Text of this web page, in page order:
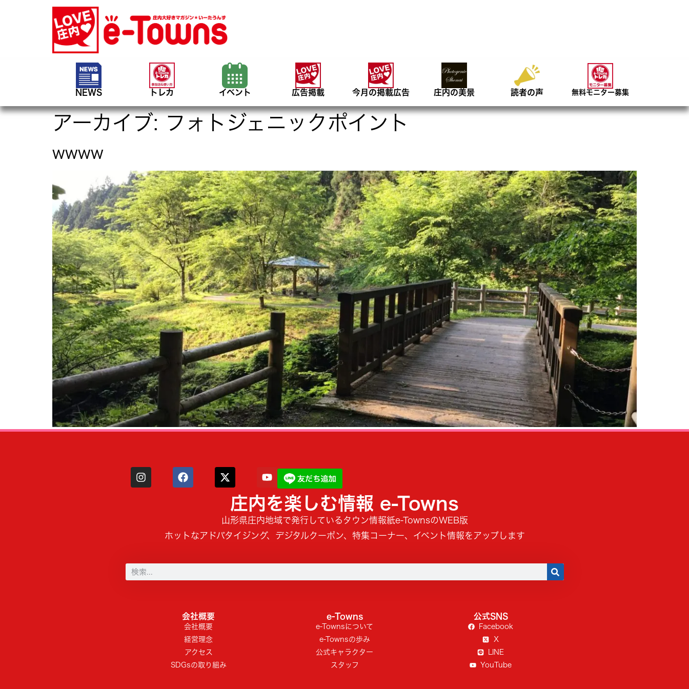
NEWS トレカ イベント 広告掲載 今月の掲載広告 庄内の美景 読者の声 無料モニター募集
アーカイブ: フォトジェニックポイント
wwww
庄内を楽しむ情報 e-Towns
山形県庄内地域で発行しているタウン情報紙e-TownsのWEB版
ホットなアドバタイジング、デジタルクーポン、特集コーナー、イベント情報をアップします
会社概要
会社概要
経営理念
アクセス
SDGsの取り組み
e-Towns
e-Townsについて
e-Townsの歩み
公式キャラクター
スタッフ
公式SNS
Facebook
X
LINE
YouTube